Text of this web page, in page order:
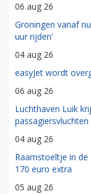
06 aug 26
Groningen vanaf
uur rijden'
04 aug 26
easyJet wordt
06 aug 26
Luchthaven Luik
04 aug 26
Raamstoeltje in de
170 euro extra
05 aug 26